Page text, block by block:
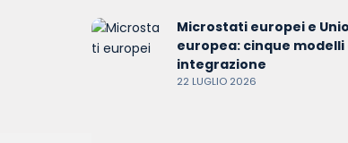
Microstati europei e
europea: cinque modelli
integrazione
22 LUGLIO 2026